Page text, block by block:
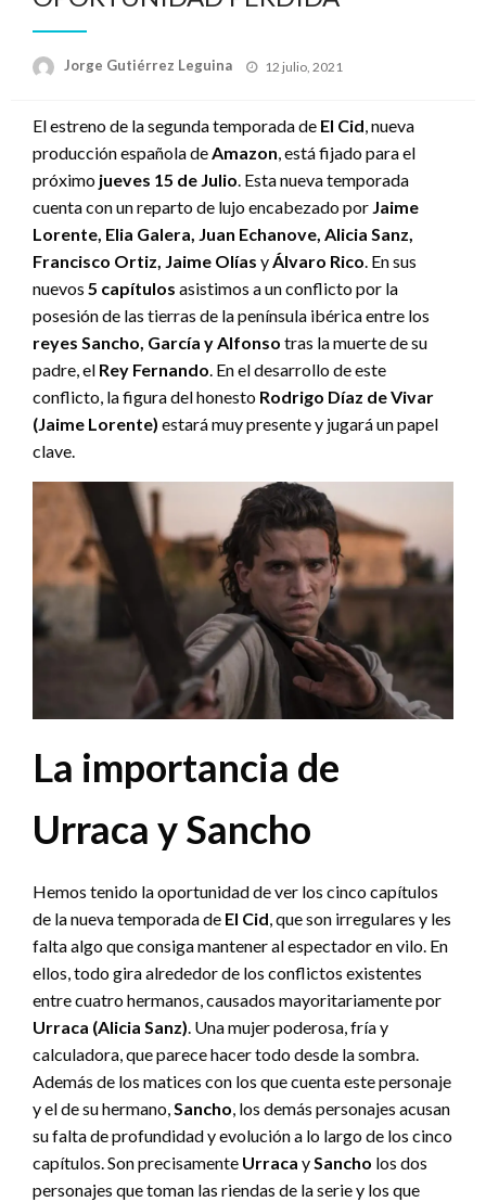
Jorge Gutiérrez Leguina
Publicado
12 julio, 2021
El estreno de la segunda temporada de El Cid, nueva
producción española deAmazon, está fijado para el
próximo jueves 15 de Julio. Esta nueva temporada
cuenta con un reparto de lujo encabezado por Jaime
Lorente, Elia Galera, Juan Echanove, Alicia Sanz,
Francisco Ortiz, Jaime Olías yÁlvaro Rico. En sus
nuevos 5 capítulos asistimos a un conflicto por la
posesión de las tierras de la península ibérica entre los
reyes Sancho, García y Alfonso tras la muerte de su
padre, el Rey Fernando. En el desarrollo de este
conflicto, la figura del honesto Rodrigo Díaz de Vivar
(Jaime Lorente) estará muy presente y jugará un papel
clave.
La importancia de
Urraca y Sancho
Hemos tenido la oportunidad de ver los cinco capítulos
de la nueva temporada de El Cid , que son irregulares y les
falta algo que consiga mantener al espectador en vilo. En
ellos, todo gira alrededor de los conflictos existentes
entre cuatro hermanos, causados mayoritariamente por
Urraca (Alicia Sanz) . Una mujer poderosa, fría y
calculadora, que parece hacer todo desde la sombra.
Además de los matices con los que cuenta este personaje
y el de su hermano, Sancho , los demás personajes acusan
su falta de profundidad y evolución a lo largo de los cinco
capítulos. Son precisamente Urraca y Sancho los dos
personajes que toman las riendas de la serie y los que